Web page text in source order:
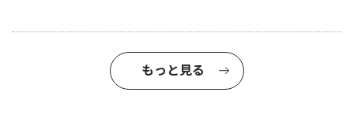
もっと見る